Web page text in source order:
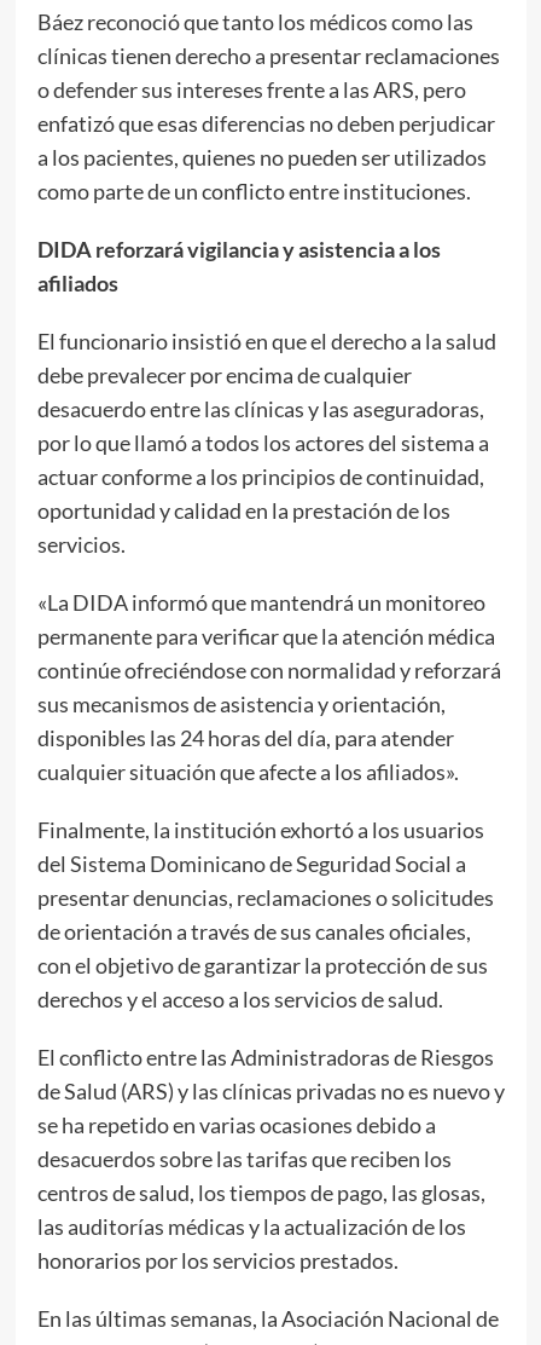
Báez reconoció que tanto los médicos como las
clínicas tienen derecho a presentar reclamaciones
o defender sus intereses frente a las ARS, pero
enfatizó que esas diferencias no deben perjudicar
a los pacientes, quienes no pueden ser utilizados
como parte de un conflicto entre instituciones.
DIDA reforzará vigilancia y asistencia a los
afiliados
El funcionario insistió en que el derecho a la salud
debe prevalecer por encima de cualquier
desacuerdo entre las clínicas y las aseguradoras,
por lo que llamó a todos los actores del sistema a
actuar conforme a los principios de continuidad,
oportunidad y calidad en la prestación de los
servicios.
«La DIDA informó que mantendrá un monitoreo
permanente para verificar que la atención médica
continúe ofreciéndose con normalidad y reforzará
sus mecanismos de asistencia y orientación,
disponibles las 24 horas del día, para atender
cualquier situación que afecte a los afiliados».
Finalmente, la institución exhortó a los usuarios
del Sistema Dominicano de Seguridad Social a
presentar denuncias, reclamaciones o solicitudes
de orientación a través de sus canales oficiales,
con el objetivo de garantizar la protección de sus
derechos y el acceso a los servicios de salud.
El conflicto entre las Administradoras de Riesgos
de Salud (ARS) y las clínicas privadas no es nuevo y
se ha repetido en varias ocasiones debido a
desacuerdos sobre las tarifas que reciben los
centros de salud, los tiempos de pago, las glosas,
las auditorías médicas y la actualización de los
honorarios por los servicios prestados.
En las últimas semanas, la Asociación Nacional de